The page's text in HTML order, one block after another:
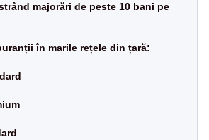
majorări de peste 10 bani pe
în marile rețele din țară: